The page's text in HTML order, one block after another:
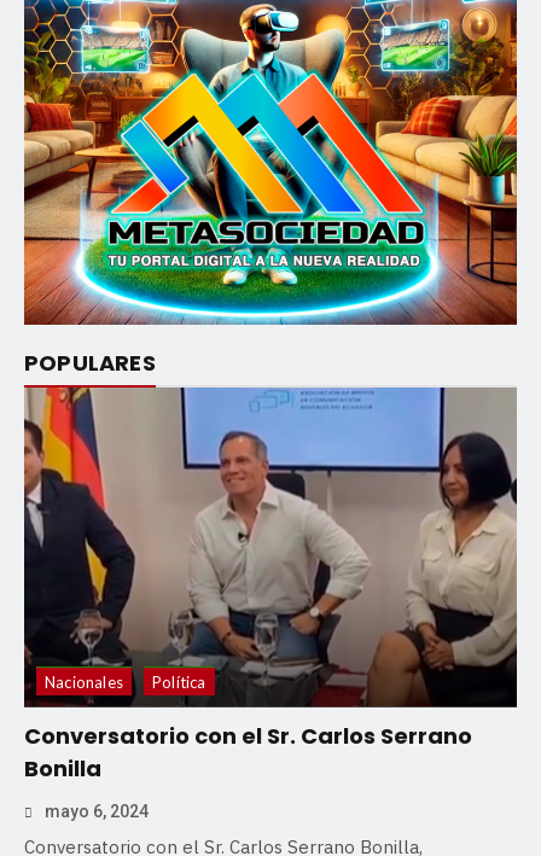
POPULARES
Nacionales Política
Conversatorio con el Sr. Carlos Serrano
Bonilla
mayo 6, 2024
Conversatorio con el Sr. Carlos Serrano Bonilla,